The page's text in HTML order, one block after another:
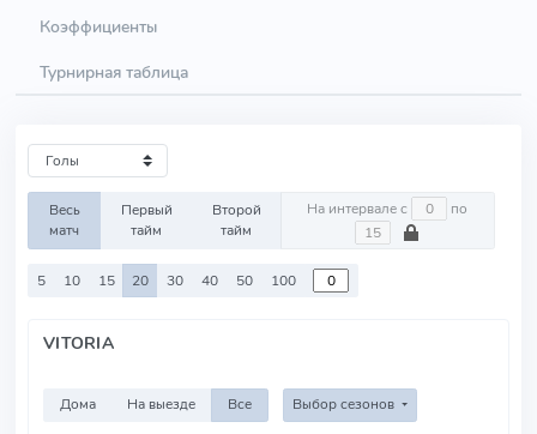
Коэффициенты
Турнирная таблица
Весь
матч
Первый
тайм
Второй
тайм
На интервале с по
5 10 15 20 30 40 50 100
VITORIA
Дома На выезде Все Выбор сезонов